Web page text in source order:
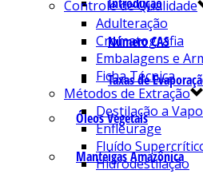
Número CAS
Taxas de
Óleos Vegetais
Manteigas Amazônica
Controle de Qualidade
Adulteração
Cromatografia
Embalagens e
Ficha Técnica
Métodos de Extração
Destilação a
Enfleurage
Fluído
Hidrodestilação